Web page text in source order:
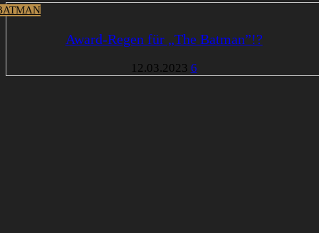
Award-Regen für „The Batman”!?
12.03.2023 6